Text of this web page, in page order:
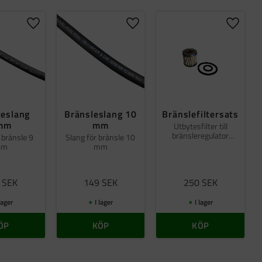
9
SEK
Lägg till i favoriter
Bränsleslang 10
mm
Slang för bränsle 10
mm
149 SEK
Lägg till i favoriter
I lager
KÖP
Bränslefiltersats
Utbytesfilter till
bränsleregulator
250 SEK
Lägg
I lager
KÖP